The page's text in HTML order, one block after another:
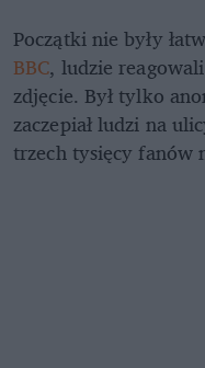
Początki nie były
BBC, ludzie
zdjęcie. Był tylko
zaczepiał ludzi na
trzech tysięcy fanów